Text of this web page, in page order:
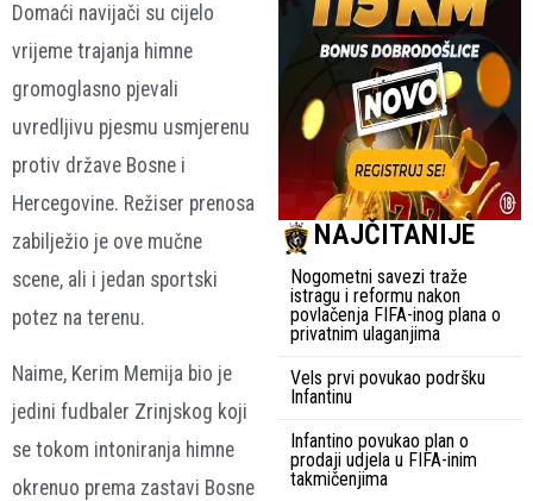
Domaći navijači su cijelo
vrijeme trajanja himne
gromoglasno pjevali
uvredljivu pjesmu usmjerenu
protiv države Bosne i
Hercegovine. Režiser prenosa
zabilježio je ove mučne
scene, ali i jedan sportski
potez na terenu.
Naime, Kerim Memija bio je
jedini fudbaler Zrinjskog koji
se tokom intoniranja himne
okrenuo prema zastavi Bosne
NAJČITANIJE
Nogometni savezi traže
istragu i reformu nakon
povlačenja FIFA-inog plana o
privatnim ulaganjima
Vels prvi povukao podršku
Infantinu
Infantino povukao plan o
prodaji udjela u FIFA-inim
takmičenjima